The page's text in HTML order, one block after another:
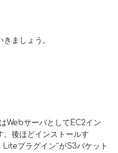
ましょう。
WebサーバとしてEC2イン
。後ほどインストールす
プラグイン”がS3バケット